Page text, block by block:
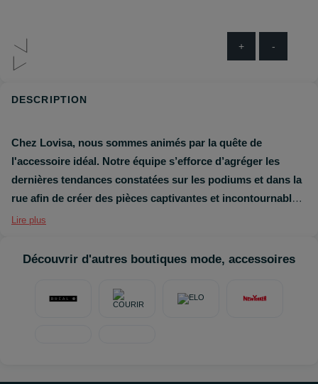
+ -
DESCRIPTION
Chez Lovisa, nous sommes animés par la quête de
l'accessoire idéal. Notre équipe s’efforce d’agréger les
dernières tendances constatées sur les podiums et dans la
rue afin de créer des pièces captivantes et incontournables.
La première boutique Lovisa a ouvert ses portes en
leaders de l’industrie, avec plus de 400 boutiques dans 15
Lire plus
Découvrir d'autres boutiques mode, accessoires